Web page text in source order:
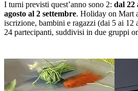
I turni previsti quest’anno sono 2: dal 22
agosto al 2 settembre. Holiday on Mart
iscrizione, bambini e ragazzi (dai 5 ai 12
24 partecipanti, suddivisi in due gruppi